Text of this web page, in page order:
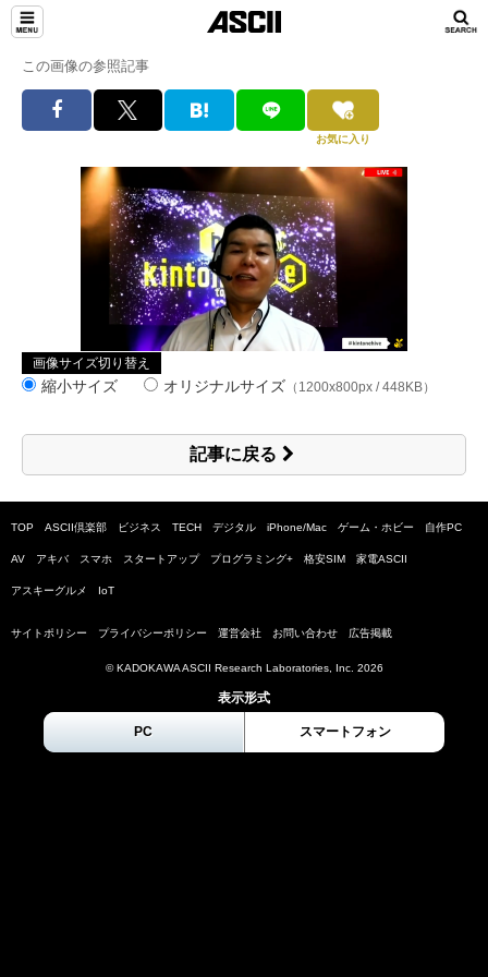
この画像の参照記事
お気に入り
画像サイズ切り替え
縮小サイズ オリジナルサイズ （1200x800px / 448KB）
記事に戻る
TOP ASCII倶楽部 ビジネス TECH デジタル iPhone/Mac ゲーム・ホビー 自作PC
AV アキバ スマホ スタートアップ プログラミング+ 格安SIM 家電ASCII
アスキーグルメ IoT
サイトポリシー プライバシーポリシー 運営会社 お問い合わせ 広告掲載
© KADOKAWA ASCII Research Laboratories, Inc. 2026
表示形式
PC スマートフォン